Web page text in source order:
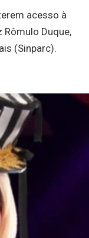
acesso à
Duque,
(Sinparc).